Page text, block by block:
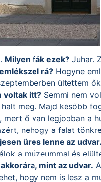
Milyen fák ezek? Juhar.
rá? Hogyne
ültettem
voltak itt? Semmi nem
halt meg. Majd később
ő van legjobban a
nehogy a falat
üres lenne az udvar.
a múzeummal és
mint az udvar.
hogy nem is lesz a